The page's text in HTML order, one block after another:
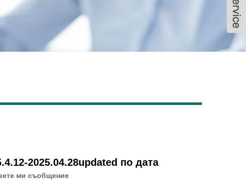
2025.04.28updated по дата
ми съобщение